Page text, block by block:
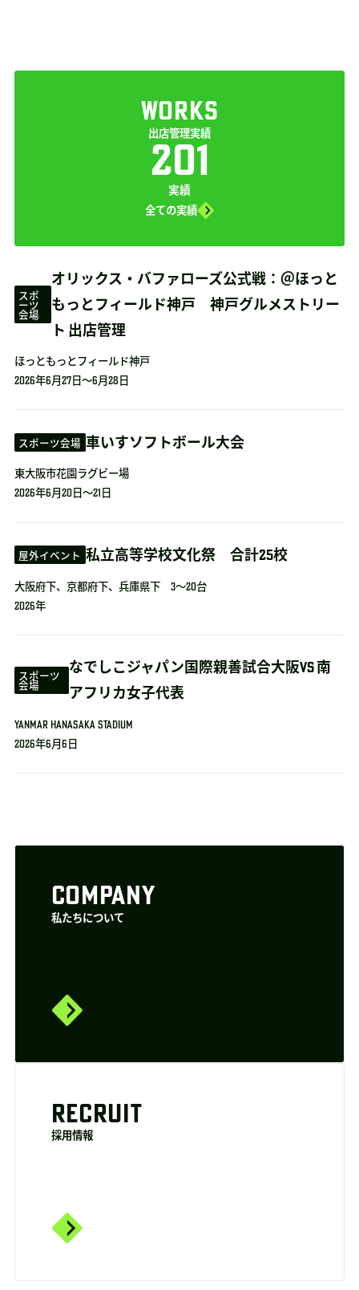
WORKS
出店管理実績
201
実績
全ての実績
スポ
ーツ
会場
オリックス・バファローズ公式戦：＠ほっと
もっとフィールド神戸 神戸グルメストリー
ト 出店管理
ほっともっとフィールド神戸
2026年6月27日～6月28日
スポーツ会場 車いすソフトボール大会
東大阪市花園ラグビー場
2026年6月20日～21日
屋外イベント 私立高等学校文化祭 合計25校
大阪府下、京都府下、兵庫県下 3～20台
2026年
スポーツ
会場
なでしこジャパン国際親善試合大阪VS 南
アフリカ女子代表
YANMAR HANASAKA STADIUM
2026年6月6日
COMPANY
私たちについて
RECRUIT
採用情報